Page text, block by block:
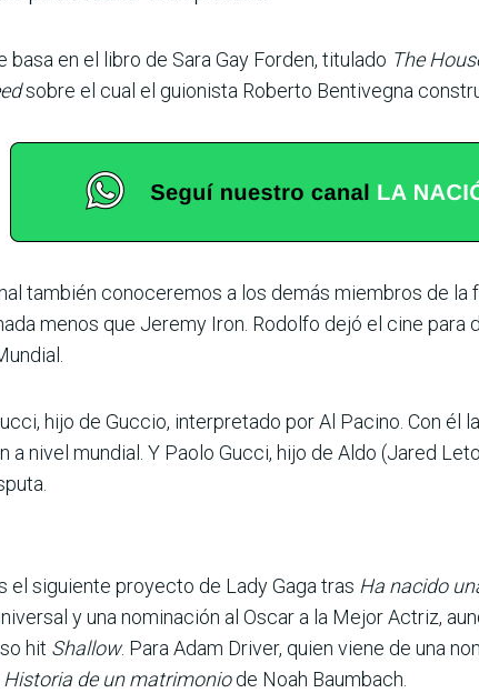
basa en el libro de Sara Gay Forden, titulado The
sobre el cual el guionista Roberto Bentivegna
también conoceremos a los demás miembros de
menos que Jeremy Iron. Rodolfo dejó el cine
hijo de Guccio, interpretado por Al Pacino. Con él
a nivel mundial. Y Paolo Gucci, hijo de Aldo (Jared
el siguiente proyecto de Lady Gaga tras Ha nacido
y una nominación al Oscar a la Mejor Actriz,
hit Shallow. Para Adam Driver, quien viene de una
Historia de un matrimoniode Noah Baumbach.